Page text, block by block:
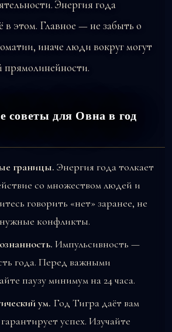
Энергия года
в этом. Главное — не забыть о
иначе люди вокруг могут
прямолинейности.
советы для Овна в год
границы. Энергия года толкает
со множеством людей и
говорить «нет» заранее, не
конфликты.
Импульсивность —
года. Перед важными
паузу минимум на 24 часа.
ум. Год Тигра даёт вам
успех. Изучайте